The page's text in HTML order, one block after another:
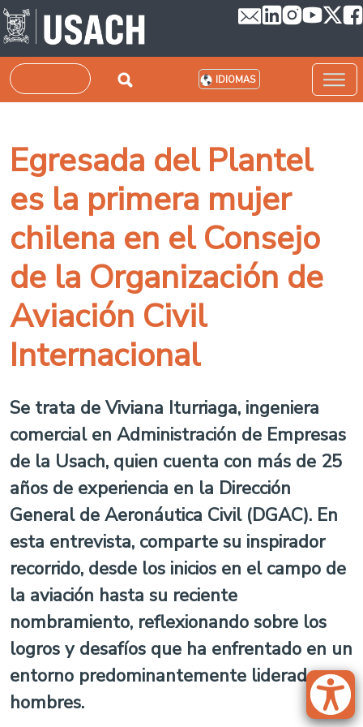
Pasar al contenido principal
Buscar IDIOMAS
Egresada del Plantel
es la primera mujer
chilena en el Consejo
de la Organización de
Aviación Civil
Internacional
Se trata de Viviana Iturriaga, ingeniera
comercial en Administración de Empresas
de la Usach, quien cuenta con más de 25
años de experiencia en la Dirección
General de Aeronáutica Civil (DGAC). En
esta entrevista, comparte su inspirador
recorrido, desde los inicios en el campo de
la aviación hasta su reciente
nombramiento, reflexionando sobre los
logros y desafíos que ha enfrentado en un
entorno predominantemente liderado por
hombres.